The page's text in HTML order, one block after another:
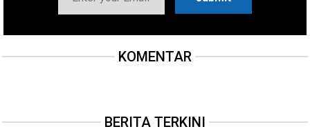
KOMENTAR
BERITA TERKINI